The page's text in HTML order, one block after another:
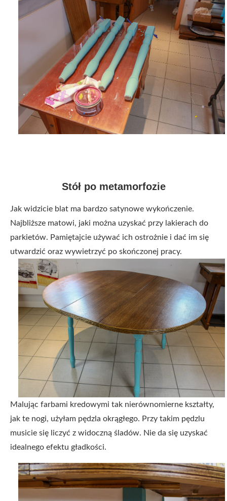
Stół po metamorfozie
Jak widzicie blat ma bardzo satynowe wykończenie.
Najbliższe matowi, jaki można uzyskać przy lakierach do
parkietów. Pamiętajcie używać ich ostrożnie i dać im się
utwardzić oraz wywietrzyć po skończonej pracy.
Malując farbami kredowymi tak nierównomierne kształty,
jak te nogi, użyłam pędzla okrągłego. Przy takim pędzlu
musicie się liczyć z widoczną śladów. Nie da się uzyskać
idealnego efektu gładkości.